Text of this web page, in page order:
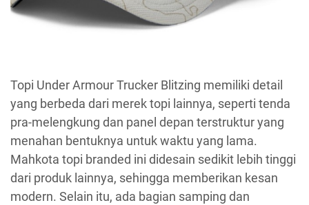
Topi Under Armour Trucker Blitzing memiliki detail
yang berbeda dari merek topi lainnya, seperti tenda
pra-melengkung dan panel depan terstruktur yang
menahan bentuknya untuk waktu yang lama.
Mahkota topi branded ini didesain sedikit lebih tinggi
dari produk lainnya, sehingga memberikan kesan
modern. Selain itu, ada bagian samping dan